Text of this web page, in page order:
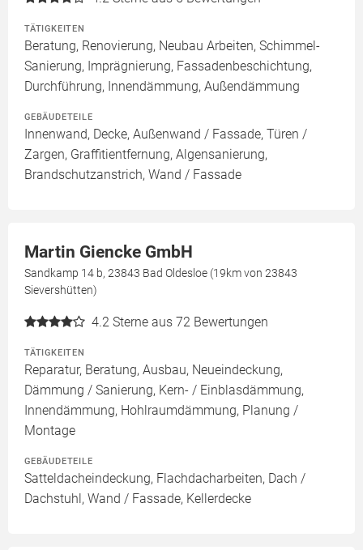
TÄTIGKEITEN
Beratung, Renovierung, Neubau Arbeiten, Schimmel-
Sanierung, Imprägnierung, Fassadenbeschichtung,
Durchführung, Innendämmung, Außendämmung
GEBÄUDETEILE
Innenwand, Decke, Außenwand / Fassade, Türen /
Zargen, Graffitientfernung, Algensanierung,
Brandschutzanstrich, Wand / Fassade
Martin Giencke GmbH
Sandkamp 14 b, 23843 Bad Oldesloe (19km von 23843
Sievershütten)
4.2 Sterne aus 72 Bewertungen
TÄTIGKEITEN
Reparatur, Beratung, Ausbau, Neueindeckung,
Dämmung / Sanierung, Kern- / Einblasdämmung,
Innendämmung, Hohlraumdämmung, Planung /
Montage
GEBÄUDETEILE
Satteldacheindeckung, Flachdacharbeiten, Dach /
Dachstuhl, Wand / Fassade, Kellerdecke